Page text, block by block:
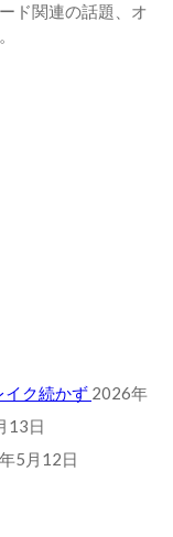
ド関連の話題、オ
多め
た
ク続かず 2026年
13日
5月12日
た